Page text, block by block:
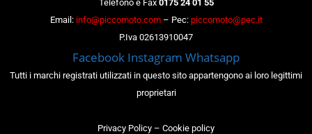
Telefono e Fax 0175 24 01 55
Email: info@piccomoto.com– Pec: piccomoto@pec.it
P.Iva 02613910047
Facebook Instagram Whatsapp
Tutti i marchi registrati utilizzati in questo sito appartengono ai loro legittimi
proprietari
Privacy Policy – Cookie policy